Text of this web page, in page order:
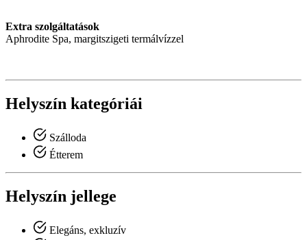
Extra szolgáltatások
Aphrodite Spa, margitszigeti termálvízzel
Helyszín kategóriái
Szálloda
Étterem
Helyszín jellege
Elegáns, exkluzív